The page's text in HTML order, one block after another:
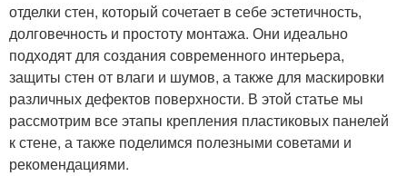
отделки стен, который сочетает в себе эстетичность,
долговечность и простоту монтажа. Они идеально
подходят для создания современного интерьера,
защиты стен от влаги и шумов, а также для маскировки
различных дефектов поверхности. В этой статье мы
рассмотрим все этапы крепления пластиковых панелей
к стене, а также поделимся полезными советами и
рекомендациями.